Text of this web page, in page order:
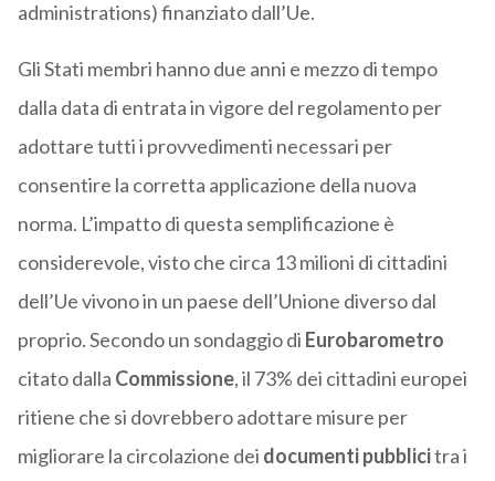
administrations) finanziato dall’Ue.
Gli Stati membri hanno due anni e mezzo di tempo
dalla data di entrata in vigore del regolamento per
adottare tutti i provvedimenti necessari per
consentire la corretta applicazione della nuova
norma. L’impatto di questa semplificazione è
considerevole, visto che circa 13 milioni di cittadini
dell’Ue vivono in un paese dell’Unione diverso dal
proprio. Secondo un sondaggio di Eurobarometro
citato dalla Commissione, il 73% dei cittadini europei
ritiene che si dovrebbero adottare misure per
migliorare la circolazione dei documenti pubblicitra i